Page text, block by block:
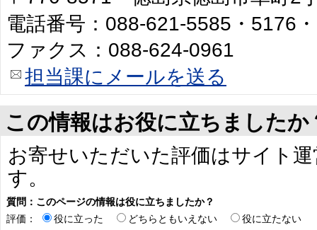
電話番号：088-621-5585・5176
ファクス：088-624-0961
担当課にメールを送る
この情報はお役に立ちましたか
お寄せいただいた評価はサイト
す。
質問：このページの情報は役に立ちましたか？
評価：
役に立った どちらともいえない
役に立たない